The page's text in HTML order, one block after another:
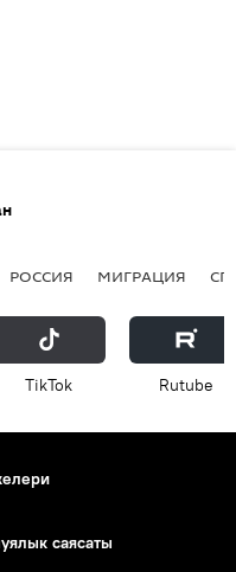
РОССИЯ МИГРАЦИЯ
ТikТоk Rutube
саясаты